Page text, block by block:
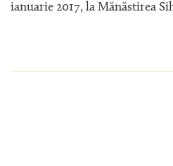
ianuarie 2017, la Mănăstirea